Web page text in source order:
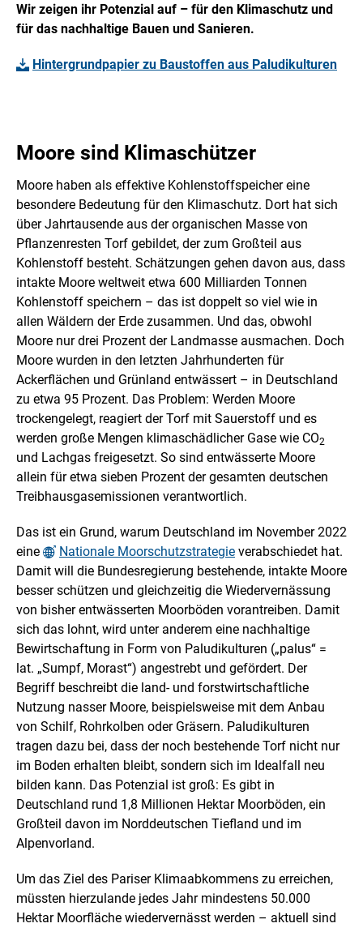
Wir zeigen ihr Potenzial auf ­– für den Klimaschutz und
für das nachhaltige Bauen und Sanieren.
Hintergrundpapier zu Baustoffen aus Paludikulturen
Moore sind Klimaschützer
Moore haben als effektive Kohlenstoffspeicher eine
besondere Bedeutung für den Klimaschutz. Dort hat sich
über Jahrtausende aus der organischen Masse von
Pflanzenresten Torf gebildet, der zum Großteil aus
Kohlenstoff besteht. Schätzungen gehen davon aus, dass
intakte Moore weltweit etwa 600 Milliarden Tonnen
Kohlenstoff speichern – das ist doppelt so viel wie in
allen Wäldern der Erde zusammen. Und das, obwohl
Moore nur drei Prozent der Landmasse ausmachen. Doch
Moore wurden in den letzten Jahrhunderten für
Ackerflächen und Grünland entwässert – in Deutschland
zu etwa 95 Prozent. Das Problem: Werden Moore
trockengelegt, reagiert der Torf mit Sauerstoff und es
werden große Mengen klimaschädlicher Gase wie CO2
und Lachgas freigesetzt. So sind entwässerte Moore
allein für etwa sieben Prozent der gesamten deutschen
Treibhausgasemissionen verantwortlich.
Das ist ein Grund, warum Deutschland im November 2022
eine
Nationale Moorschutzstrategie verabschiedet hat.
Damit will die Bundesregierung bestehende, intakte Moore
besser schützen und gleichzeitig die Wiedervernässung
von bisher entwässerten Moorböden vorantreiben. Damit
sich das lohnt, wird unter anderem eine nachhaltige
Bewirtschaftung in Form von Paludikulturen („palus“ =
lat. „Sumpf, Morast“) angestrebt und gefördert. Der
Begriff beschreibt die land- und forstwirtschaftliche
Nutzung nasser Moore, beispielsweise mit dem Anbau
von Schilf, Rohrkolben oder Gräsern. Paludikulturen
tragen dazu bei, dass der noch bestehende Torf nicht nur
im Boden erhalten bleibt, sondern sich im Idealfall neu
bilden kann. Das Potenzial ist groß: Es gibt in
Deutschland rund 1,8 Millionen Hektar Moorböden, ein
Großteil davon im Norddeutschen Tiefland und im
Alpenvorland.
Um das Ziel des Pariser Klimaabkommens zu erreichen,
müssten hierzulande jedes Jahr mindestens 50.000
Hektar Moorfläche wiedervernässt werden – aktuell sind